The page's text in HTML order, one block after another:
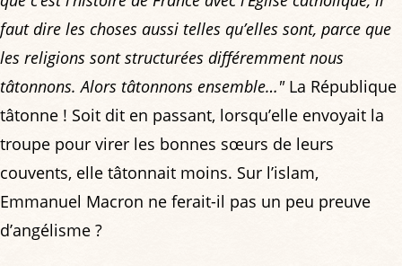
faut dire les choses aussi telles qu’elles sont, parce que
les religions sont structurées différemment nous
tâtonnons. Alors tâtonnons ensemble…"La République
tâtonne ! Soit dit en passant, lorsqu’elle envoyait la
troupe pour virer les bonnes sœurs de leurs
couvents, elle tâtonnait moins. Sur l’islam,
Emmanuel Macron ne ferait-il pas un peu preuve
d’angélisme ?